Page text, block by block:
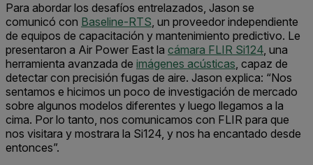
Para abordar los desafíos entrelazados, Jason se
comunicó con Baseline-RTS, un proveedor independiente
de equipos de capacitación y mantenimiento predictivo. Le
presentaron a Air Power East la cámara FLIR Si124, una
herramienta avanzada de imágenes acústicas, capaz de
detectar con precisión fugas de aire. Jason explica: “Nos
sentamos e hicimos un poco de investigación de mercado
sobre algunos modelos diferentes y luego llegamos a la
cima. Por lo tanto, nos comunicamos con FLIR para que
nos visitara y mostrara la Si124, y nos ha encantado desde
entonces”.